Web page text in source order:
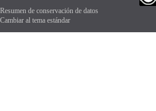
Resumen de conservación de datos
Cambiar al tema estándar